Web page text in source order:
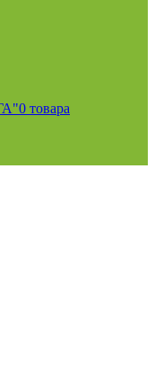
0 товара